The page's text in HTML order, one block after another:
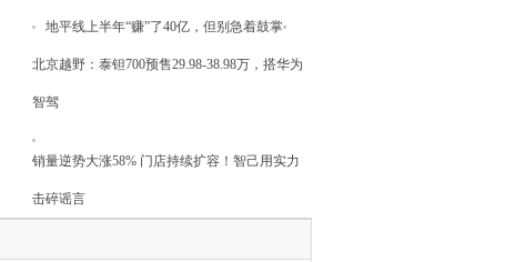
地平线上半年“赚”了40亿，但别急着鼓掌
北京越野：泰钽700预售29.98-38.98万，搭华为
智驾
销量逆势大涨58% 门店持续扩容！智己用实力
击碎谣言